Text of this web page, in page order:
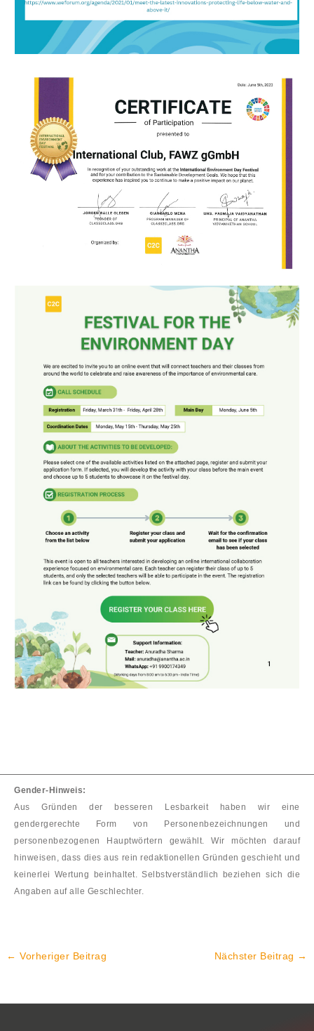
Gender-Hinweis:
Aus Gründen der besseren Lesbarkeit haben wir eine
gendergerechte Form von Personenbezeichnungen und
personenbezogenen Hauptwörtern gewählt. Wir möchten darauf
hinweisen, dass dies aus rein redaktionellen Gründen geschieht und
keinerlei Wertung beinhaltet. Selbstverständlich beziehen sich die
Angaben auf alle Geschlechter.
← Vorheriger Beitrag Nächster Beitrag →